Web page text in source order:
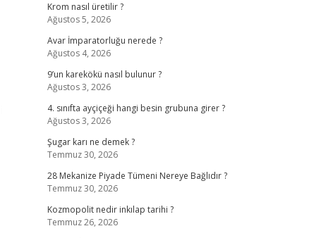
Krom nasıl üretilir ?
Ağustos 5, 2026
Avar İmparatorluğu nerede ?
Ağustos 4, 2026
9’un karekökü nasıl bulunur ?
Ağustos 3, 2026
4. sınıfta ayçiçeği hangi besin grubuna girer ?
Ağustos 3, 2026
Şugar karı ne demek ?
Temmuz 30, 2026
28 Mekanize Piyade Tümeni Nereye Bağlıdır ?
Temmuz 30, 2026
Kozmopolit nedir inkılap tarihi ?
Temmuz 26, 2026